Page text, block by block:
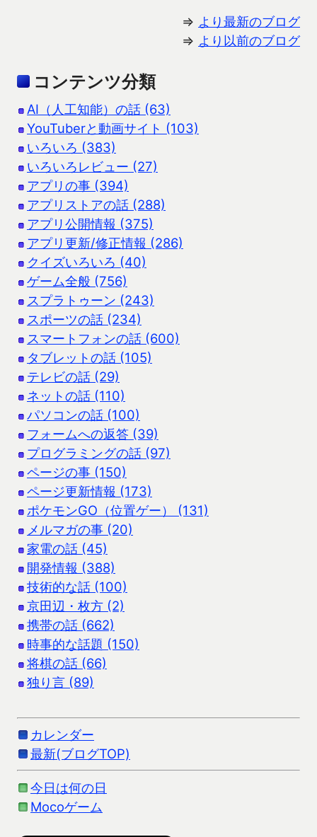
⇒ より最新のブログ
⇒ より以前のブログ
コンテンツ分類
AI（人工知能）の話 (63)
YouTuberと動画サイト (103)
いろいろ (383)
いろいろレビュー (27)
アプリの事 (394)
アプリストアの話 (288)
アプリ公開情報 (375)
アプリ更新/修正情報 (286)
クイズいろいろ (40)
ゲーム全般 (756)
スプラトゥーン (243)
スポーツの話 (234)
スマートフォンの話 (600)
タブレットの話 (105)
テレビの話 (29)
ネットの話 (110)
パソコンの話 (100)
フォームへの返答 (39)
プログラミングの話 (97)
ページの事 (150)
ページ更新情報 (173)
ポケモンGO（位置ゲー） (131)
メルマガの事 (20)
家電の話 (45)
開発情報 (388)
技術的な話 (100)
京田辺・枚方 (2)
携帯の話 (662)
時事的な話題 (150)
将棋の話 (66)
独り言 (89)
カレンダー
最新(ブログTOP)
今日は何の日
Mocoゲーム